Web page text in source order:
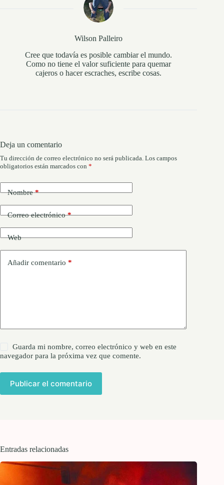
Wilson Palleiro
Cree que todavía es posible cambiar el mundo.
Como no tiene el valor suficiente para quemar
cajeros o hacer escraches, escribe cosas.
Deja un comentario
Tu dirección de correo electrónico no será publicada. Los campos
obligatorios están marcados con *
Nombre*
Correo electrónico*
Web
Añadir comentario *
Guarda mi nombre, correo electrónico y web en este
navegador para la próxima vez que comente.
Publicar el comentario
Entradas relacionadas